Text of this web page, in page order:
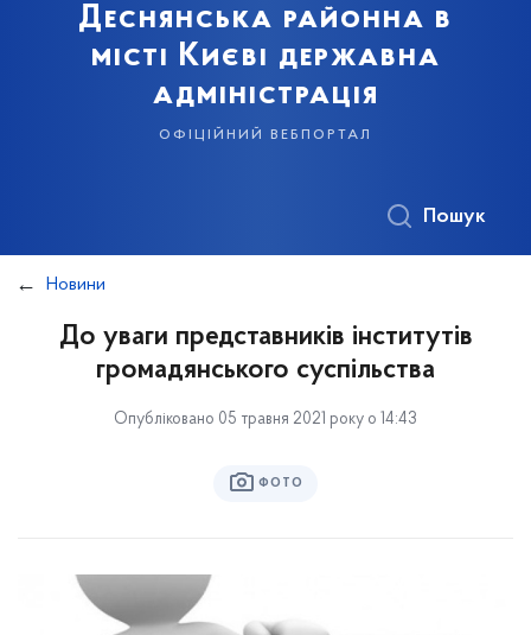
Деснянська районна в
місті Києві державна
адміністрація
офіційний вебпортал
Пошук
Новини
До уваги представників інститутів
громадянського суспільства
Опубліковано 05 травня 2021 року о 14:43
ФОТО